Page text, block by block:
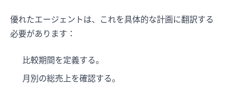
優れたエージェントは、これを具体的な計画に翻訳する
必要があります：
比較期間を定義する。
月別の総売上を確認する。